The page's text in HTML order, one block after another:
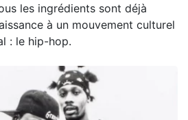
les ingrédients sont déjà
à un mouvement culturel
: le hip-hop.